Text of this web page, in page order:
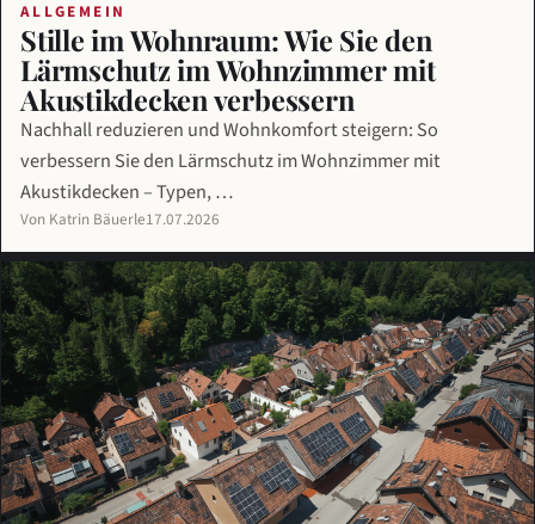
ALLGEMEIN
Stille im Wohnraum: Wie Sie den
Lärmschutz im Wohnzimmer mit
Akustikdecken verbessern
Nachhall reduzieren und Wohnkomfort steigern: So
verbessern Sie den Lärmschutz im Wohnzimmer mit
Akustikdecken – Typen, …
Von Katrin Bäuerle17.07.2026